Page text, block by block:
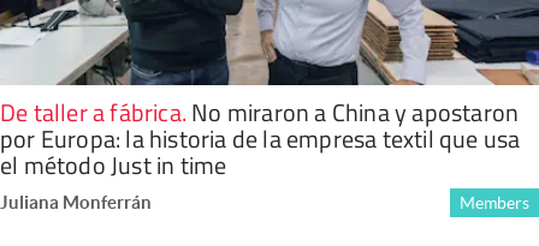
De taller a fábrica.No miraron a China y apostaron
por Europa: la historia de la empresa textil que usa
el método Just in time
Juliana Monferrán Members